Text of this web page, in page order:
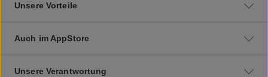
Unsere Vorteile
Auch im AppStore
Unsere Verantwortung